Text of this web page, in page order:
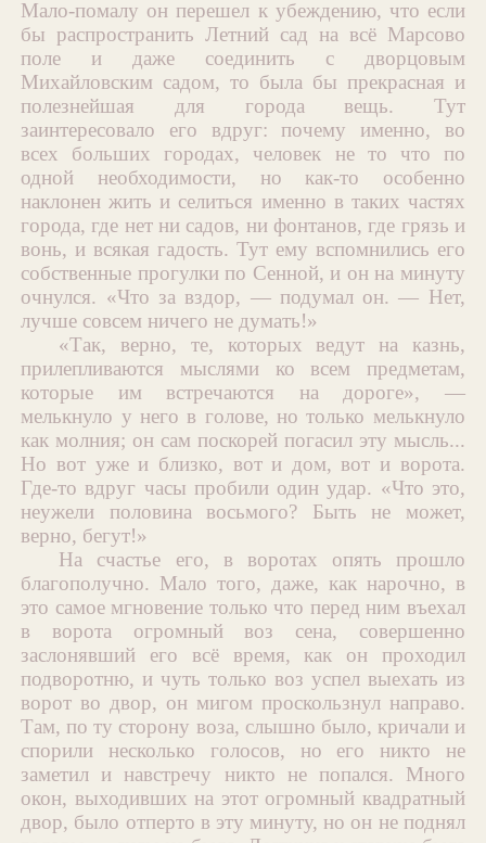
Мало-помалу он перешел к убеждению, что если
бы распространить Летний сад на всё Марсово
поле и даже соединить с дворцовым
Михайловским садом, то была бы прекрасная и
полезнейшая для города вещь. Тут
заинтересовало его вдруг: почему именно, во
всех больших городах, человек не то что по
одной необходимости, но как-то особенно
наклонен жить и селиться именно в таких частях
города, где нет ни садов, ни фонтанов, где грязь и
вонь, и всякая гадость. Тут ему вспомнились его
собственные прогулки по Сенной, и он на минуту
очнулся. «Что за вздор, — подумал он. — Нет,
лучше совсем ничего не думать!»
«Так, верно, те, которых ведут на казнь,
прилепливаются мыслями ко всем предметам,
которые им встречаются на дороге», —
мелькнуло у него в голове, но только мелькнуло
как молния; он сам поскорей погасил эту мысль...
Но вот уже и близко, вот и дом, вот и ворота.
Где-то вдруг часы пробили один удар. «Что это,
неужели половина восьмого? Быть не может,
верно, бегут!»
На счастье его, в воротах опять прошло
благополучно. Мало того, даже, как нарочно, в
это самое мгновение только что перед ним въехал
в ворота огромный воз сена, совершенно
заслонявший его всё время, как он проходил
подворотню, и чуть только воз успел выехать из
ворот во двор, он мигом проскользнул направо.
Там, по ту сторону воза, слышно было, кричали и
спорили несколько голосов, но его никто не
заметил и навстречу никто не попался. Много
окон, выходивших на этот огромный квадратный
двор, было отперто в эту минуту, но он не поднял